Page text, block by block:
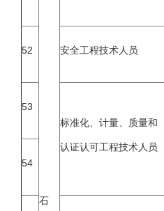
石
52 安全工程技术人员
53
标准化、计量、质量和
认证认可工程技术人员
54